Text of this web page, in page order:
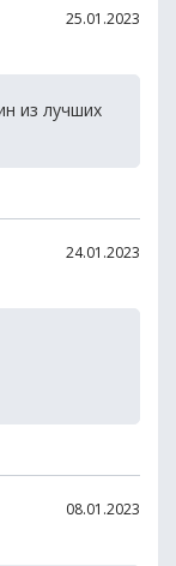
25.01.2023
из лучших
24.01.2023
08.01.2023